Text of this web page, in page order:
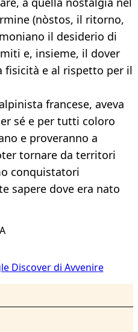
(nòstos, il ritorno,
il desiderio di
e, insieme, il dover
fisicità e al rispetto per il
francese, aveva
sé e per tutti coloro
e proveranno a
tornare da territori
conquistatori
sapere dove era nato
Discover di Avvenire